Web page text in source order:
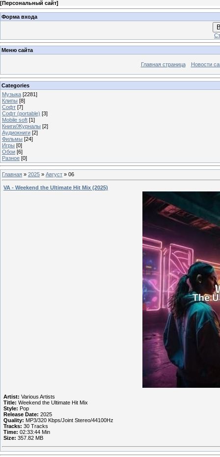
[Персональный сайт]
Форма входа
Меню сайта
Главная страница Новости
Categories
Музыка [2281]
Клипы [8]
Софт [7]
Софт (portable) [3]
Mobile soft [1]
Книги/Журналы [2]
Аудиокниги [2]
Фильмы [24]
Игры [0]
Обои [6]
Разное [0]
Главная » 2025 » Август » 06
VA - Weekend the Ultimate Hit Mix (2025)
Artist: Various Artists
Title: Weekend the Ultimate Hit Mix
Style: Pop
Release Date: 2025
Quality: MP3/320 Kbps/Joint Stereo/44100Hz
Tracks: 30 Tracks
Time: 02:33:44 Min
Size: 357.82 MB